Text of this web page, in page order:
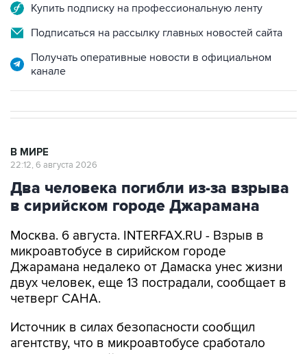
Купить подписку на профессиональную ленту
Подписаться на рассылку главных новостей сайта
Получать оперативные новости в официальном
канале
В МИРЕ
22:12, 6 августа 2026
Два человека погибли из-за взрыва
в сирийском городе Джарамана
Москва. 6 августа. INTERFAX.RU - Взрыв в
микроавтобусе в сирийском городе
Джарамана недалеко от Дамаска унес жизни
двух человек, еще 13 пострадали, сообщает в
четверг САНА.
Источник в силах безопасности сообщил
агентству, что в микроавтобусе сработало